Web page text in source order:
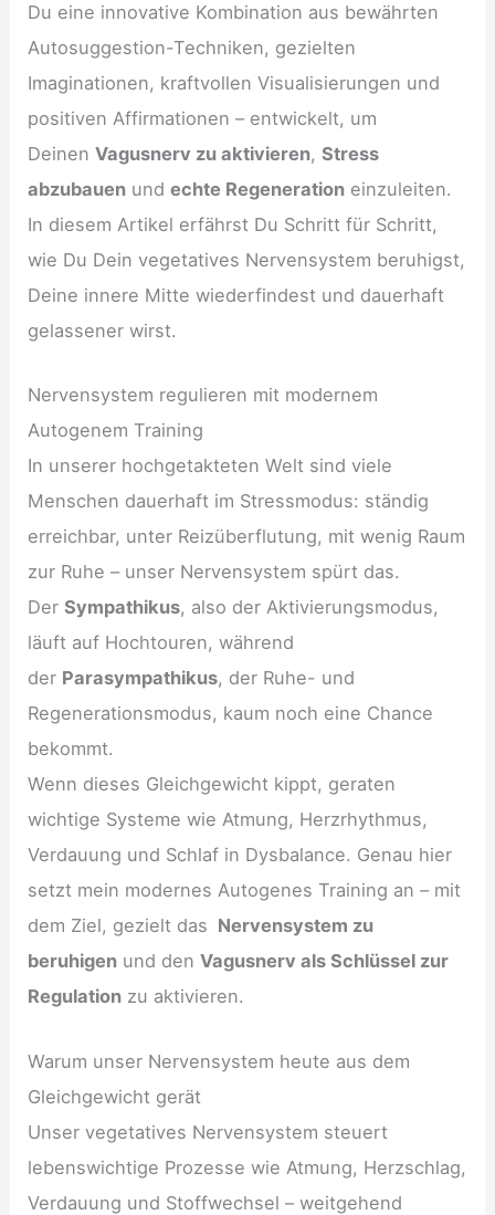
Du eine innovative Kombination aus bewährten
Autosuggestion-Techniken, gezielten
Imaginationen, kraftvollen Visualisierungen und
positiven Affirmationen – entwickelt, um
DeinenVagusnerv zu aktivieren,Stress
abzubauen undechte Regeneration einzuleiten.
In diesem Artikel erfährst Du Schritt für Schritt,
wie Du Dein vegetatives Nervensystem beruhigst,
Deine innere Mitte wiederfindest und dauerhaft
gelassener wirst.
Nervensystem regulieren mit modernem
Autogenem Training
In unserer hochgetakteten Welt sind viele
Menschen dauerhaft im Stressmodus: ständig
erreichbar, unter Reizüberflutung, mit wenig Raum
zur Ruhe – unser Nervensystem spürt das.
DerSympathikus, also der Aktivierungsmodus,
läuft auf Hochtouren, während
der Parasympathikus, der Ruhe- und
Regenerationsmodus, kaum noch eine Chance
bekommt.
Wenn dieses Gleichgewicht kippt, geraten
wichtige Systeme wie Atmung, Herzrhythmus,
Verdauung und Schlaf in Dysbalance. Genau hier
setzt mein modernes Autogenes Training an – mit
dem Ziel, gezielt das Nervensystem zu
beruhigen und denVagusnerv als Schlüssel zur
Regulation zu aktivieren.
Warum unser Nervensystem heute aus dem
Gleichgewicht gerät
Unser vegetatives Nervensystem steuert
lebenswichtige Prozesse wie Atmung, Herzschlag,
Verdauung und Stoffwechsel – weitgehend